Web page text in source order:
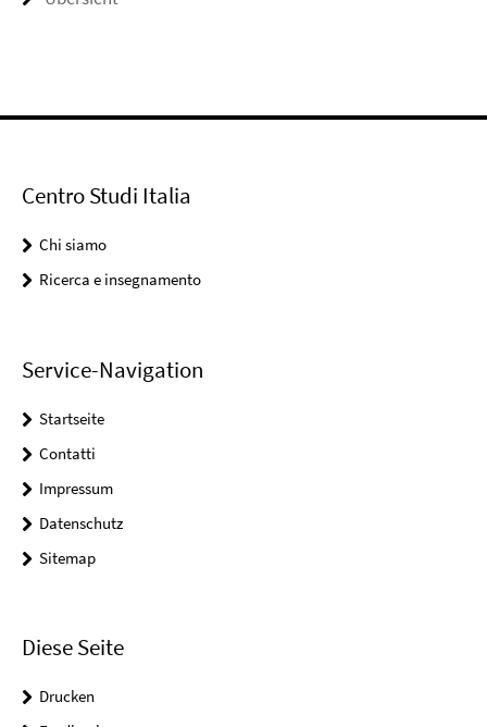
Centro Studi Italia
Chi siamo
Ricerca e insegnamento
Service-Navigation
Startseite
Contatti
Impressum
Datenschutz
Sitemap
Diese Seite
Drucken